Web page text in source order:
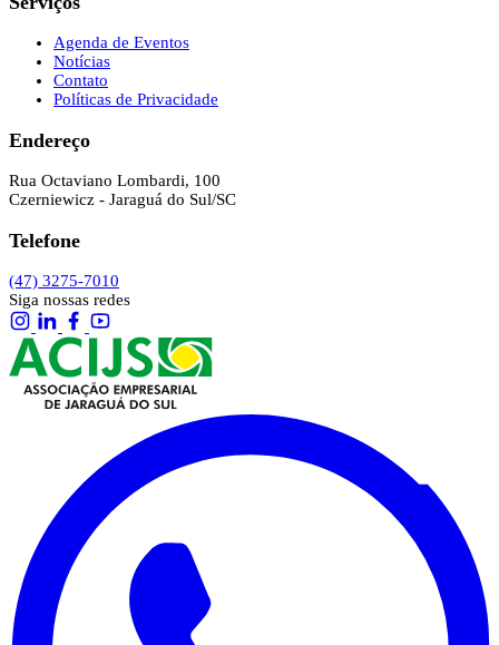
Agenda de Eventos
Notícias
Contato
Políticas de Privacidade
Endereço
Rua Octaviano Lombardi, 100
Czerniewicz - Jaraguá do Sul/SC
Telefone
(47) 3275-7010
Siga nossas redes